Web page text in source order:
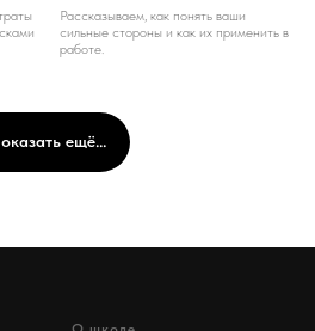
Рассказываем, как понять ваши
сильные стороны и как их применить в
работе.
ещё...